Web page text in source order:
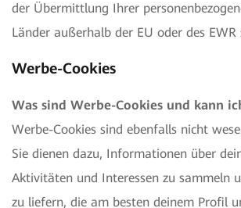
der Übermittlung Ihrer
Länder außerhalb der EU oder des EWR
Werbe-Cookies
Was sind Werbe-Cookies und kann
Werbe-Cookies sind ebenfalls nicht
Sie dienen dazu, Informationen über
Aktivitäten und Interessen zu sammeln
zu liefern, die am besten deinem Profil